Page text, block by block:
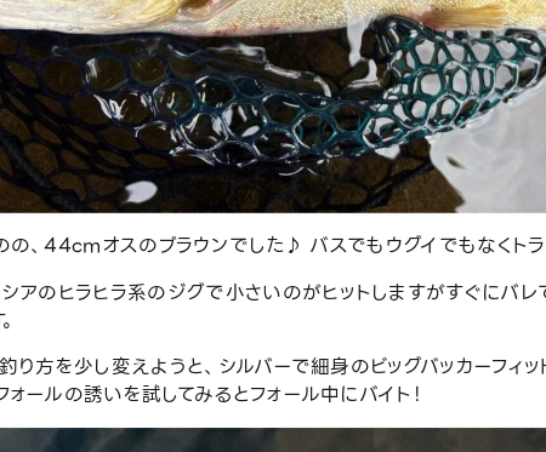
、44cmオスのブラウンでした♪ バスでもウグイでもなくトラ
アのヒラヒラ系のジグで小さいのがヒットしますがすぐにバレ
り方を少し変えようと、シルバーで細身のビッグバッカーフィ
ールの誘いを試してみるとフォール中にバイト！